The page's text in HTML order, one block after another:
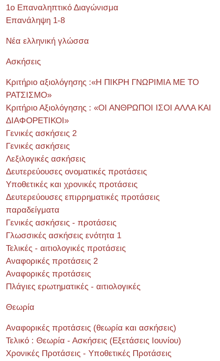
1ο Επαναληπτικό Διαγώνισμα
Επανάληψη 1-8
Νέα ελληνική γλώσσα
Ασκήσεις
Κριτήριο αξιολόγησης :«Η ΠΙΚΡΗ ΓΝΩΡΙΜΙΑ ΜΕ ΤΟ
ΡΑΤΣΙΣΜΟ»
Κριτήριο Αξιολόγησης : «ΟΙ ΑΝΘΡΩΠΟΙ ΙΣΟΙ ΑΛΛΑ ΚΑΙ
ΔΙΑΦΟΡΕΤΙΚΟΙ»
Γενικές ασκήσεις 2
Γενικές ασκήσεις
Λεξιλογικές ασκήσεις
Δευτερεύουσες ονοματικές προτάσεις
Υποθετικές και χρονικές προτάσεις
Δευτερεύουσες επιρρηματικές προτάσεις
παραδείγματα
Γενικές ασκήσεις - προτάσεις
Γλωσσικές ασκήσεις ενότητα 1
Τελικές - αιτιολογικές προτάσεις
Αναφορικές προτάσεις 2
Αναφορικές προτάσεις
Πλάγιες ερωτηματικές - αιτιολογικές
Θεωρία
Αναφορικές προτάσεις (θεωρία και ασκήσεις)
Τελικό : Θεωρία - Ασκήσεις (Εξετάσεις Ιουνίου)
Χρονικές Προτάσεις - Υποθετικές Προτάσεις